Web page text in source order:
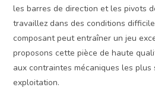
les barres de direction et les pivots
travaillez dans des conditions
composant peut entraîner un jeu
proposons cette pièce de haute
aux contraintes mécaniques les
exploitation.